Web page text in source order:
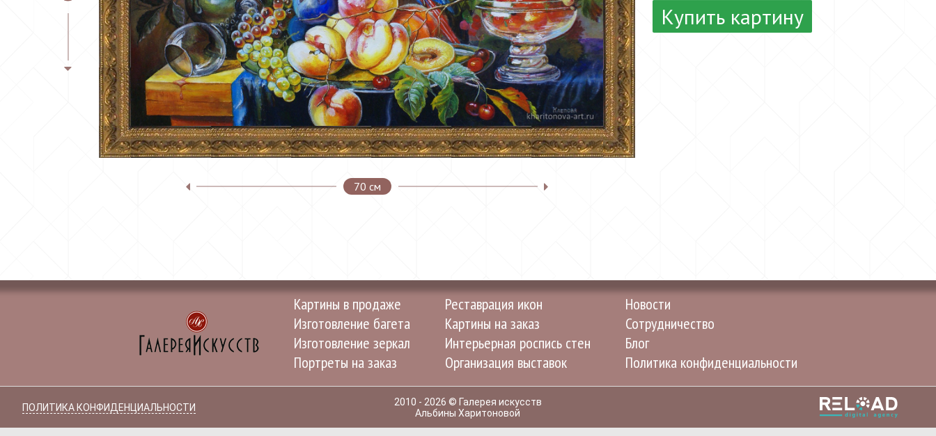
70 см
Купить картину
Картины в продаже
Изготовление багета
Изготовление зеркал
Портреты на заказ
Реставрация икон
Картины на заказ
Интерьерная роспись стен
Организация выставок
Новости
Сотрудничество
Блог
Политика конфиденциальности
ПОЛИТИКА КОНФИДЕНЦИАЛЬНОСТИ
2010 - 2026 © Галерея искусств
Альбины Харитоновой